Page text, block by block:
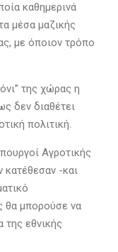
καθημερινά
μέσα μαζικής
με όποιον τρόπο
της χώρας η
δεν διαθέτει
πολιτική.
Αγροτικής
κατέθεσαν -και
θα μπορούσε να
της εθνικής